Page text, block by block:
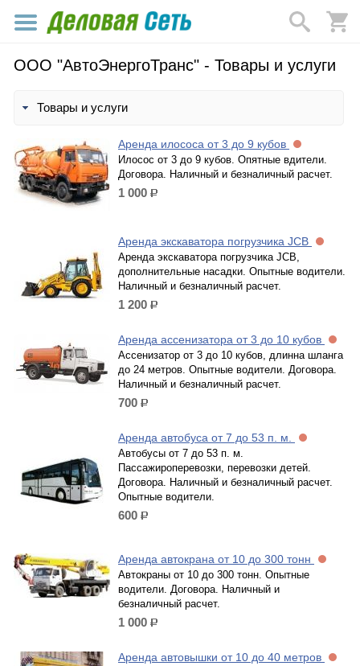
ООО "АвтоЭнергоТранс" - Товары и услуги
Товары и услуги
Аренда илососа от 3 до 9 кубов
Илосос от 3 до 9 кубов. Опятные вдители.
Договора. Наличный и безналичный расчет.
1 000 р.
Аренда экскаватора погрузчика JCB
Аренда экскаватора погрузчика JCB,
дополнительные насадки. Опытные водители.
Наличный и безналичный расчет.
1 200 р.
Аренда ассенизатора от 3 до 10 кубов
Ассенизатор от 3 до 10 кубов, длинна шланга
до 24 метров. Опытные водители. Договора.
Наличный и безналичный расчет.
700 р.
Аренда автобуса от 7 до 53 п. м.
Автобусы от 7 до 53 п. м.
Пассажироперевозки, перевозки детей.
Договора. Наличный и безналичный расчет.
Опытные водители.
600 р.
Аренда автокрана от 10 до 300 тонн
Автокраны от 10 до 300 тонн. Опытные
водители. Договора. Наличный и
безналичный расчет.
1 000 р.
Аренда автовышки от 10 до 40 метров